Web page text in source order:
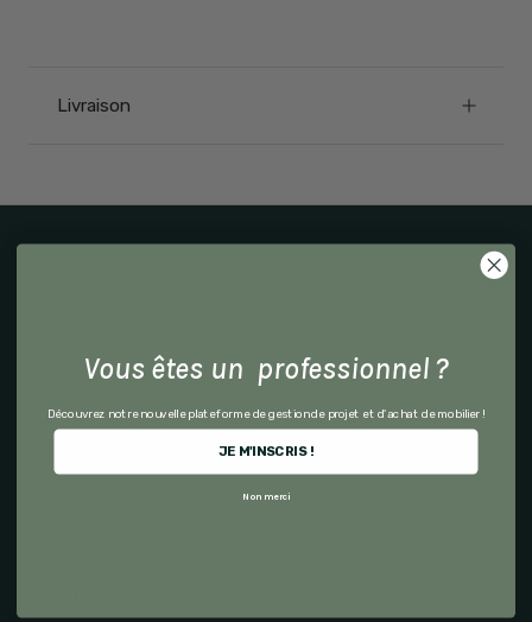
Livraison
Canapés & Fauteuils
Tables & Mobilier
Déco
Vous êtes un professionnel ?
Découvrez notre nouvelle plateforme de gestion de projet et d'achat de mobilier !
JE M'INSCRIS !
Non merci